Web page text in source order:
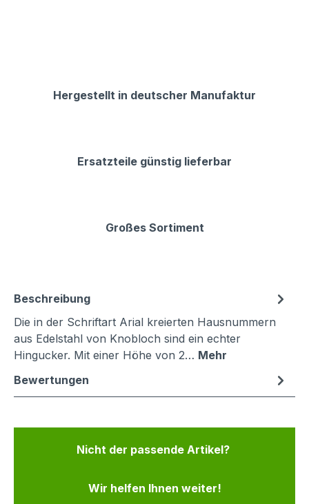
Hergestellt in deutscher Manufaktur
Ersatzteile günstig lieferbar
Großes Sortiment
Beschreibung
Die in der Schriftart Arial kreierten Hausnummern
aus Edelstahl von Knobloch sind ein echter
Hingucker. Mit einer Höhe von 2… Mehr
Bewertungen
Nicht der passende Artikel?
Wir helfen Ihnen weiter!